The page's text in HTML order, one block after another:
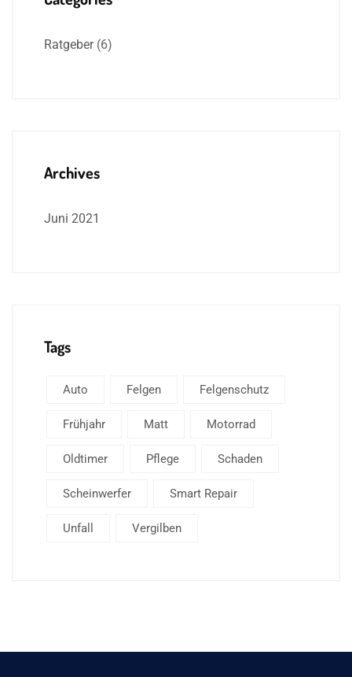
Ratgeber(6)
Archives
Juni 2021
Tags
Auto Felgen Felgenschutz
Frühjahr Matt Motorrad
Oldtimer Pflege Schaden
Scheinwerfer Smart Repair
Unfall Vergilben